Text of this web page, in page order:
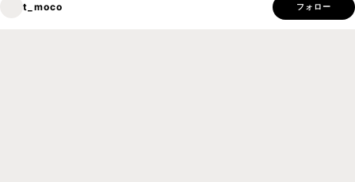
t_moco フォロー